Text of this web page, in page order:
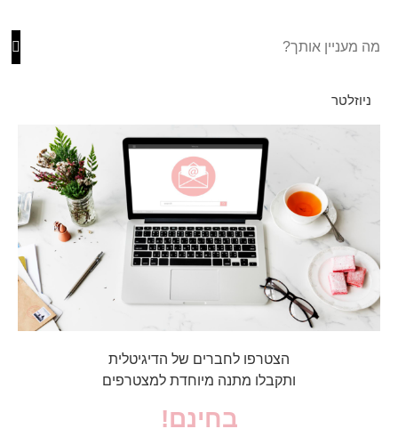
ניוזלטר
הצטרפו לחברים של הדיגיטלית
ותקבלו מתנה מיוחדת למצטרפים
בחינם!